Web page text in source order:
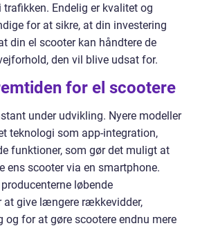
Endelig er kvalitet og
for at sikre, at din investering
din el scooter kan håndtere de
den vil blive udsat for.
for el scootere
under udvikling. Nyere modeller
teknologi som app-integration,
funktioner, som gør det muligt at
ens scooter via en smartphone.
løbende
at give længere rækkevidder,
og for at gøre scootere endnu mere